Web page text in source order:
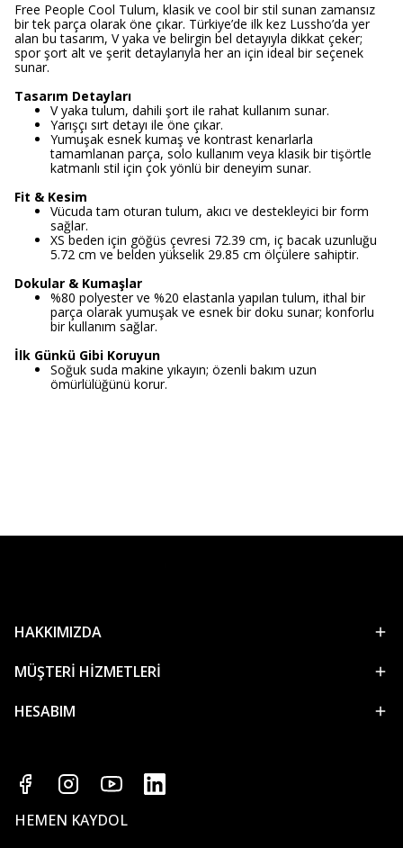
Free People Cool Tulum, klasik ve cool bir stil sunan zamansız
bir tek parça olarak öne çıkar. Türkiye’de ilk kez Lussho’da yer
alan bu tasarım, V yaka ve belirgin bel detayıyla dikkat çeker;
spor şort alt ve şerit detaylarıyla her an için ideal bir seçenek
sunar.
Tasarım Detayları
V yaka tulum, dahili şort ile rahat kullanım sunar.
Yarışçı sırt detayı ile öne çıkar.
Yumuşak esnek kumaş ve kontrast kenarlarla
tamamlanan parça, solo kullanım veya klasik bir tişörtle
katmanlı stil için çok yönlü bir deneyim sunar.
Fit & Kesim
Vücuda tam oturan tulum, akıcı ve destekleyici bir form
sağlar.
XS beden için göğüs çevresi 72.39 cm, iç bacak uzunluğu
5.72 cm ve belden yükselik 29.85 cm ölçülere sahiptir.
Dokular & Kumaşlar
%80 polyester ve %20 elastanla yapılan tulum, ithal bir
parça olarak yumuşak ve esnek bir doku sunar; konforlu
bir kullanım sağlar.
İlk Günkü Gibi Koruyun
Soğuk suda makine yıkayın; özenli bakım uzun
ömürlülüğünü korur.
HAKKIMIZDA
MÜŞTERİ HİZMETLERİ
HESABIM
HEMEN KAYDOL